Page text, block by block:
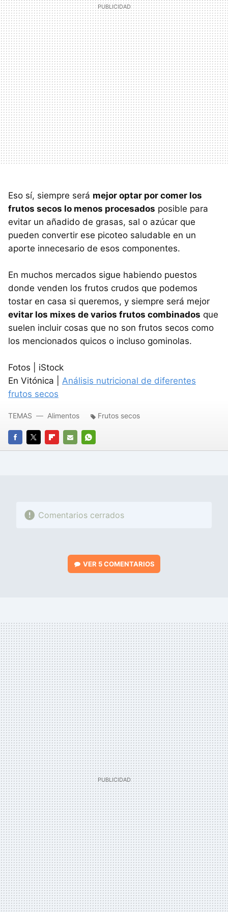
Eso sí, siempre será mejor optar por comer los
frutos secos lo menos procesados posible para
evitar un añadido de grasas, sal o azúcar que
pueden convertir ese picoteo saludable en un
aporte innecesario de esos componentes.
En muchos mercados sigue habiendo puestos
donde venden los frutos crudos que podemos
tostar en casa si queremos, y siempre será mejor
evitar los mixes de varios frutos combinados que
suelen incluir cosas que no son frutos secos como
los mencionados quicos o incluso gominolas.
Fotos | iStock
En Vitónica | Análisis nutricional de diferentes
frutos secos
FACEBOOK
TWITTERFLIPBOARD
E-
WHATSAPP
TEMAS Alimentos Frutos secos
Comentarios cerrados
VER 5 COMENTARIOS